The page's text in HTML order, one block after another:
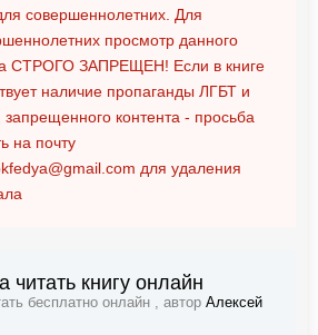
совершеннолетних. Для
просмотр данного
СТРОГО ЗАПРЕЩЕН! Если в книге
наличие пропаганды ЛГБТ и
запрещенного контента - просьба
на почту
для удаления
читать книгу онлайн
бесплатно онлайн , автор Алексей